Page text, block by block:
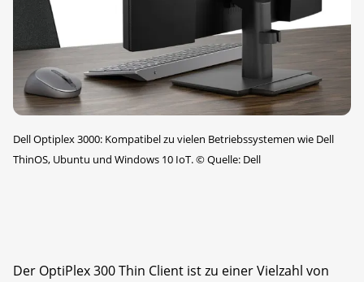
Dell Optiplex 3000: Kompatibel zu vielen Betriebssystemen wie Dell
ThinOS, Ubuntu und Windows 10 IoT.©Quelle: Dell
Der OptiPlex 300 Thin Client ist zu einer Vielzahl von